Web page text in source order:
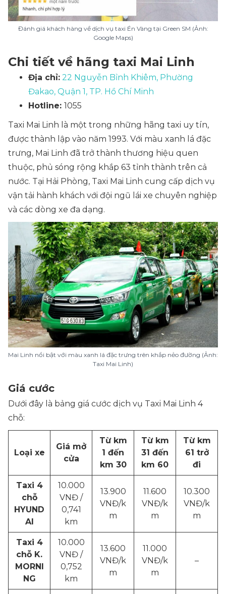
Đánh giá khách hàng về dịch vụ taxi Én Vàng tại Green SM (Ảnh:
Google Maps)
Chi tiết về hãng taxi Mai Linh
Địa chỉ: 22 Nguyễn Bỉnh Khiêm, Phường
Đakao, Quận 1, TP. Hồ Chí Minh
Hotline: 1055
Taxi Mai Linh là một trong những hãng taxi uy tín,
được thành lập vào năm 1993. Với màu xanh lá đặc
trưng, Mai Linh đã trở thành thương hiệu quen
thuộc, phủ sóng rộng khắp 63 tỉnh thành trên cả
nước. Tại Hải Phòng, Taxi Mai Linh cung cấp dịch vụ
vận tải hành khách với đội ngũ lái xe chuyên nghiệp
và các dòng xe đa dạng.
Mai Linh nổi bật với màu xanh lá đặc trưng trên khắp nẻo đường (Ảnh:
Taxi Mai Linh)
Giá cước
Dưới đây là bảng giá cước dịch vụ Taxi Mai Linh 4
chỗ:
Loại xe
Giá mở
cửa
Từ km
1 đến
km 30
Từ km
31 đến
km 60
Từ km
61 trở
đi
Taxi 4
chỗ
HYUND
AI
10.000
VNĐ /
0,741
km
13.900
VNĐ/k
m
11.600
VNĐ/k
m
10.300
VNĐ/k
m
Taxi 4
chỗ K.
MORNI
NG
10.000
VNĐ /
0,752
km
13.600
VNĐ/k
m
11.000
VNĐ/k
m
–